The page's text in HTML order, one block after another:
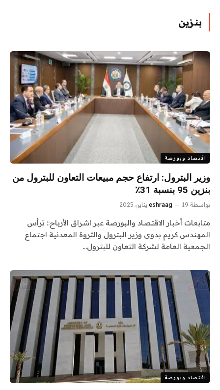
بنزين
اقتصاد وبورصة
وزير البترول: ارتفاع حجم مبيعات التعاون للبترول من
بنزين 95 بنسبة 31٪
بواسطة eshraag 19 يناير، 2025
متابعات أخبار الاقتصاد والبورصة عبر اشراق الأرباح:: ترأس
المهندس كريم بدوى وزير البترول والثروة المعدنية اجتماع
الجمعية العامة لشركة التعاون للبترول…
اقتصاد وبورصة